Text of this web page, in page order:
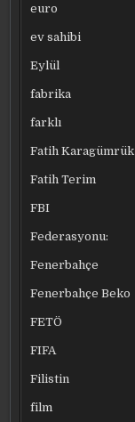
euro
ev sahibi
Eylül
fabrika
farklı
Fatih Karagümrük
Fatih Terim
FBI
Federasyonu:
Fenerbahçe
Fenerbahçe Beko
FETÖ
FIFA
Filistin
film